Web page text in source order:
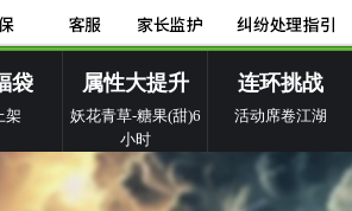
袋
架
属性大提升
妖花青草-糖果(甜)6
小时
连环挑战
活动席卷江湖